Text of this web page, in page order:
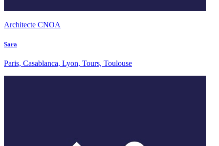
Architecte CNOA
Sara
Paris, Casablanca, Lyon, Tours, Toulouse